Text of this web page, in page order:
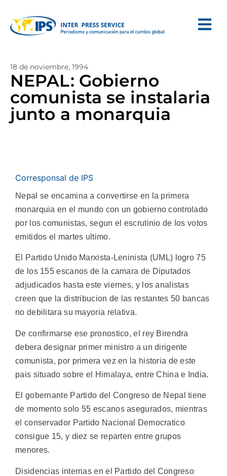
18 de noviembre, 1994
NEPAL: Gobierno
comunista se instalaria
junto a monarquia
Corresponsal de IPS
Nepal se encamina a convertirse en la primera
monarquia en el mundo con un gobierno controlado
por los comunistas, segun el escrutinio de los votos
emitidos el martes ultimo.
El Partido Unido Marxista-Leninista (UML) logro 75
de los 155 escanos de la camara de Diputados
adjudicados hasta este viernes, y los analistas
creen que la distribucion de las restantes 50 bancas
no debilitara su mayoria relativa.
De confirmarse ese pronostico, el rey Birendra
debera designar primer ministro a un dirigente
comunista, por primera vez en la historia de este
pais situado sobre el Himalaya, entre China e India.
El gobernante Partido del Congreso de Nepal tiene
de momento solo 55 escanos asegurados, mientras
el conservador Partido Nacional Democratico
consigue 15, y diez se reparten entre grupos
menores.
Disidencias internas en el Partido del Congreso